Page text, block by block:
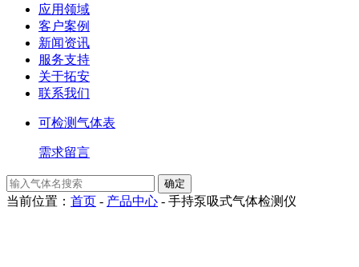
应用领域
客户案例
新闻资讯
服务支持
关于拓安
联系我们
可检测气体表
需求留言
当前位置： 首页 - 产品中心 - 手持泵吸式气体检测仪